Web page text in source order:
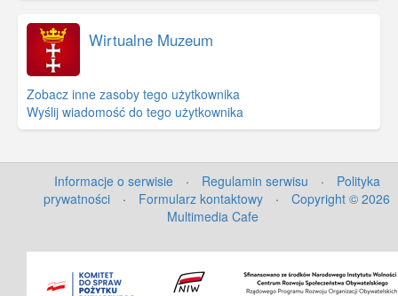
Wirtualne Muzeum
Zobacz inne zasoby tego użytkownika
Wyślij wiadomość do tego użytkownika
Informacje o serwisie · Regulamin serwisu ·
Polityka
prywatności
· Formularz kontaktowy ·
Copyright © 2026
Multimedia Cafe